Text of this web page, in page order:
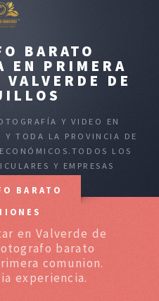
BARATO
EN PRIMERA
DE
Y VIDEO EN
Y TODA LA PROVINCIA DE
LOS
Y EMPRESAS
BARATO
en Valverde de
barato
comunion.
experiencia.